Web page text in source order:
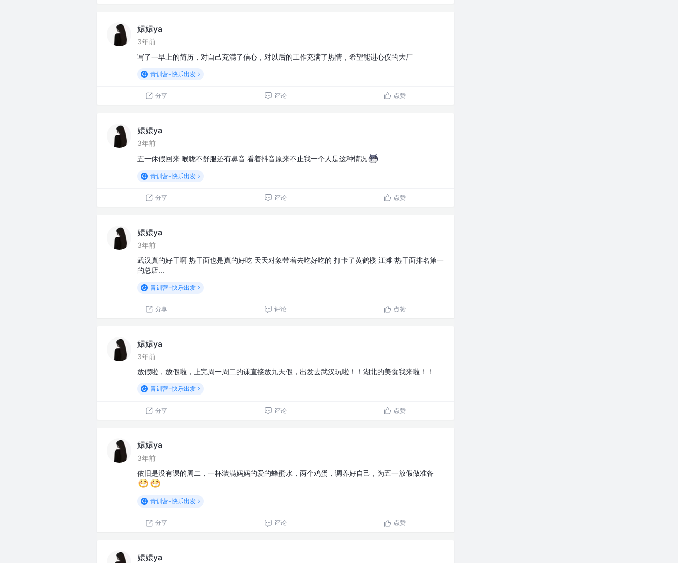
嬛嬛ya
3年前
写了一早上的简历，对自己充满了信心，对以后的工作充满了热情，希望能进心仪的大厂
青训营-快乐出发
分享 评论 点赞
嬛嬛ya
3年前
五一休假回来 喉咙不舒服还有鼻音 看着抖音原来不止我一个人是这种情况
青训营-快乐出发
分享 评论 点赞
嬛嬛ya
3年前
武汉真的好干啊 热干面也是真的好吃 天天对象带着去吃好吃的 打卡了黄鹤楼 江滩 热干面排名第一
的总店...
青训营-快乐出发
分享 评论 点赞
嬛嬛ya
3年前
放假啦，放假啦，上完周一周二的课直接放九天假，出发去武汉玩啦！！湖北的美食我来啦！！
青训营-快乐出发
分享 评论 点赞
嬛嬛ya
3年前
依旧是没有课的周二，一杯装满妈妈的爱的蜂蜜水，两个鸡蛋，调养好自己，为五一放假做准备
青训营-快乐出发
分享 评论 点赞
嬛嬛ya